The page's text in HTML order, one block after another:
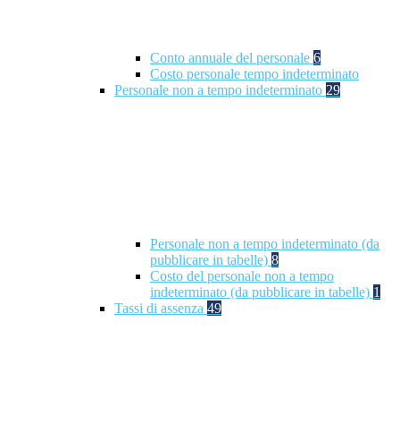
Conto annuale del personale 6
Costo personale tempo indeterminato
Personale non a tempo indeterminato 29
Personale non a tempo indeterminato (da
pubblicare in tabelle) 8
Costo del personale non a tempo
indeterminato (da pubblicare in tabelle) 1
Tassi di assenza 49